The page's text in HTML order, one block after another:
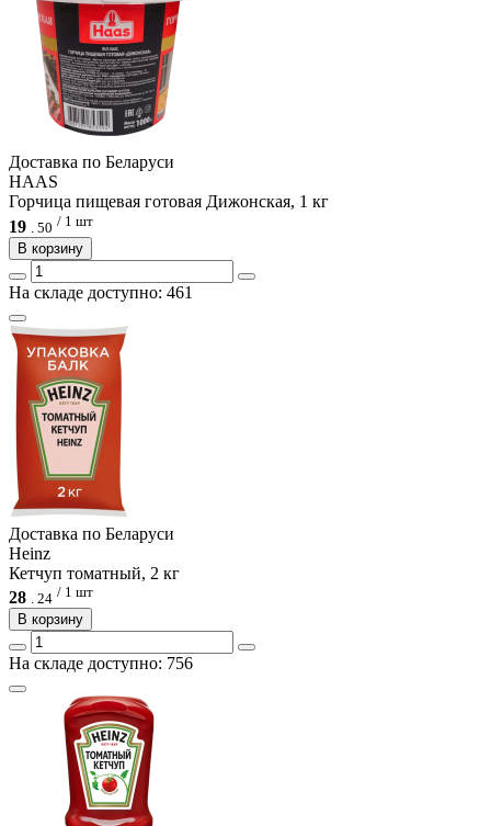
Доcтавка по Беларуси
HAAS
Горчица пищевая готовая Дижонская, 1 кг
19
50 / 1 шт
В корзину
На складе доступно: 461
Доcтавка по Беларуси
Heinz
Кетчуп томатный, 2 кг
28 . 24 / 1 шт
В корзину
На складе доступно: 756